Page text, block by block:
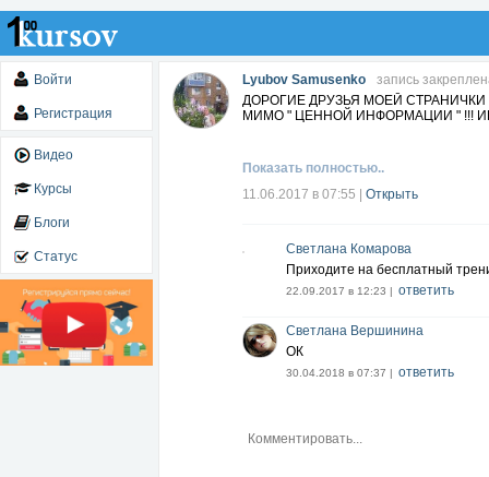
Войти
Регистрация
Видео
Курсы
Блоги
Статус
Lyubov Samusenko
запись
ДОРОГИЕ ДРУЗЬЯ МОЕЙ
МИМО " ЦЕННОЙ ИНФОРМАЦИИ " !!!
Показать полностью..
11.06.2017 в 07:55
Открыть
Светлана Комарова
Приходите на бесплатный
22.09.2017 в 12:23 | ответить
Светлана Вершинина
ОК
30.04.2018 в 07:37 | ответить